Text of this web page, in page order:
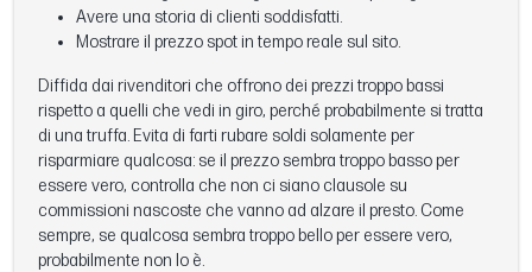
Avere una storia di clienti soddisfatti.
Mostrare il prezzo spot in tempo reale sul sito.
Diffida dai rivenditori che offrono dei prezzi troppo bassi
rispetto a quelli che vedi in giro, perché probabilmente si tratta
di una truffa. Evita di farti rubare soldi solamente per
risparmiare qualcosa: se il prezzo sembra troppo basso per
essere vero, controlla che non ci siano clausole su
commissioni nascoste che vanno ad alzare il presto. Come
sempre, se qualcosa sembra troppo bello per essere vero,
probabilmente non lo è.